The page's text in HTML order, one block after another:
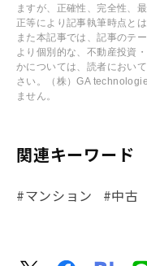
ますが、正確性、完全性、
正等により記事執筆時点と
また本記事では、記事のテ
より個別的な、不動産投資
かについては、読者におい
さい。（株）GA
ません。
関連キーワード
#マンション #中古